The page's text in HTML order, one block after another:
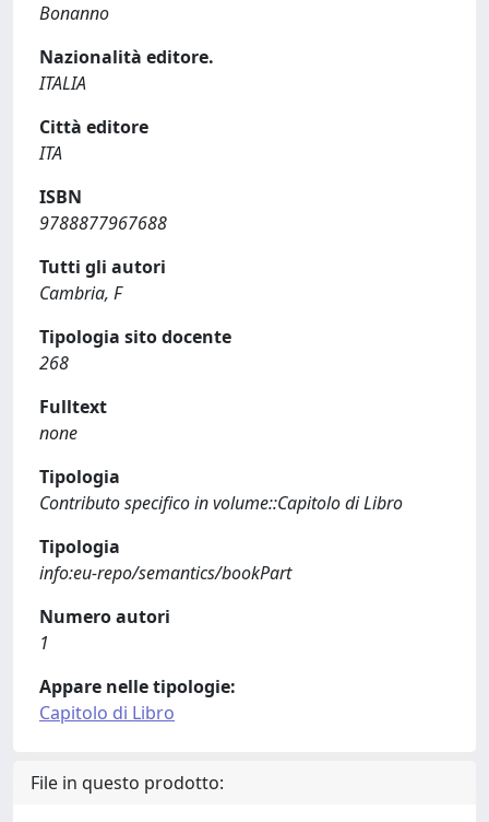
Bonanno
Nazionalità editore.
ITALIA
Città editore
ITA
ISBN
9788877967688
Tutti gli autori
Cambria, F
Tipologia sito docente
268
Fulltext
none
Tipologia
Contributo specifico in volume::Capitolo di Libro
Tipologia
info:eu-repo/semantics/bookPart
Numero autori
1
Appare nelle tipologie:
Capitolo di Libro
File in questo prodotto: